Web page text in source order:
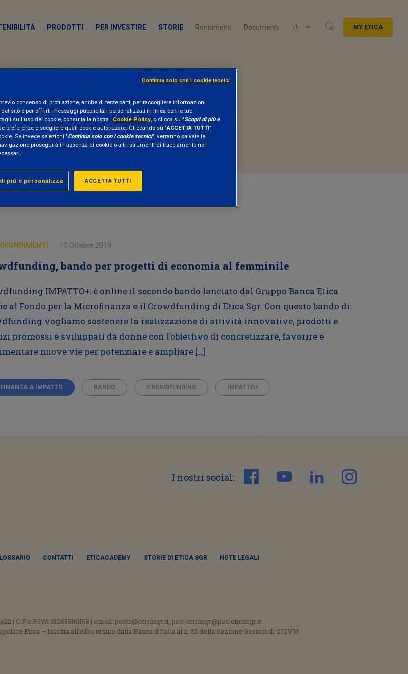
PRODOTTI PER INVESTIRE STORIE Rendimenti Documenti IT MY ETICA
Impatto+
10 Ottobre 2019
bando per progetti di economia al femminile
IMPATTO+: è online il secondo bando lanciato dal Gruppo Banca Etica
al Fondo per la Microfinanza e il Crowdfunding di Etica Sgr. Con questo bando di
vogliamo sostenere la realizzazione di attività innovative, prodotti e
promossi e sviluppati da donne con l’obiettivo di concretizzare, favorire e
nuove vie per potenziare e ampliare […]
FINANZA A IMPATTO BANDO CROWDFUNDING IMPATTO+
I nostri social:
CONTATTI ETICACADEMY STORIE DI ETICA SGR NOTE LEGALI
| C.F e P.IVA 13285580158 | email: posta@eticasgr.it, pec: eticasgr@pec.eticasgr.it
Etica – Iscritta all’Albo tenuto dalla Banca d’Italia al n. 32 della Sezione Gestori di OICVM
consenso di profilazione, anche di terze parti, per raccogliere informazioni
sito e per offrirti messaggi pubblicitari personalizzati in linea con le tue
sull'uso dei cookie, consulta la nostra
Cookie Policy, o clicca su "Scopri di più e
preferenze e scegliere quali cookie autorizzare. Cliccando su "ACCETTA TUTTI"
Se invece selezioni "Continua solo con i cookie tecnici", verranno salvate le
proseguirà in assenza di cookie o altri strumenti di tracciamento non
ACCETTA TUTTI
più e personalizza
Continua solo con i cookie tecnici